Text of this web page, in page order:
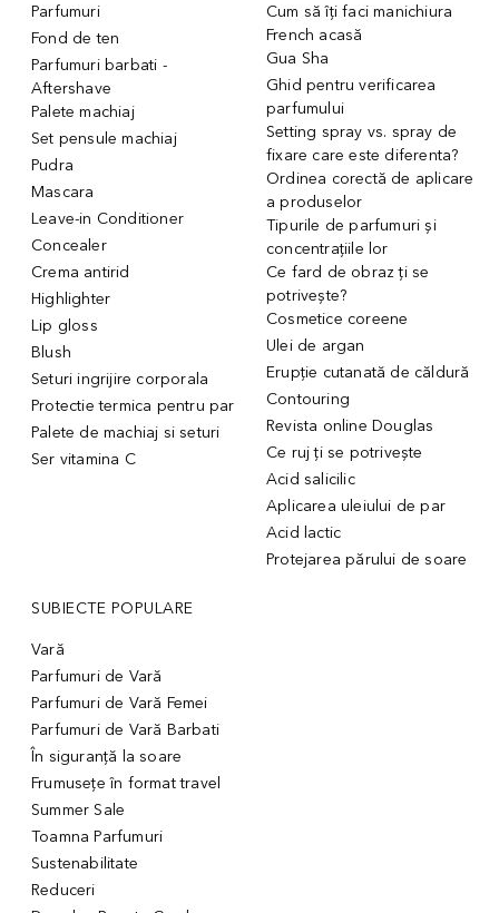
Parfumuri
Fond de ten
Parfumuri barbati -
Aftershave
Palete machiaj
Set pensule machiaj
Pudra
Mascara
Leave-in Conditioner
Concealer
Crema antirid
Highlighter
Lip gloss
Blush
Seturi ingrijire corporala
Protectie termica pentru par
Palete de machiaj si seturi
Ser vitamina C
Cum să îți faci manichiura
French acasă
Gua Sha
Ghid pentru verificarea
parfumului
Setting spray vs. spray de
fixare care este diferenta?
Ordinea corectă de aplicare
a produselor
Tipurile de parfumuri și
concentrațiile lor
Ce fard de obraz ți se
potrivește?
Cosmetice coreene
Ulei de argan
Erupție cutanată de căldură
Contouring
Revista online Douglas
Ce ruj ți se potrivește
Acid salicilic
Aplicarea uleiului de par
Acid lactic
Protejarea părului de soare
SUBIECTE POPULARE
Vară
Parfumuri de Vară
Parfumuri de Vară Femei
Parfumuri de Vară Barbati
În siguranță la soare
Frumusețe în format travel
Summer Sale
Toamna Parfumuri
Sustenabilitate
Reduceri